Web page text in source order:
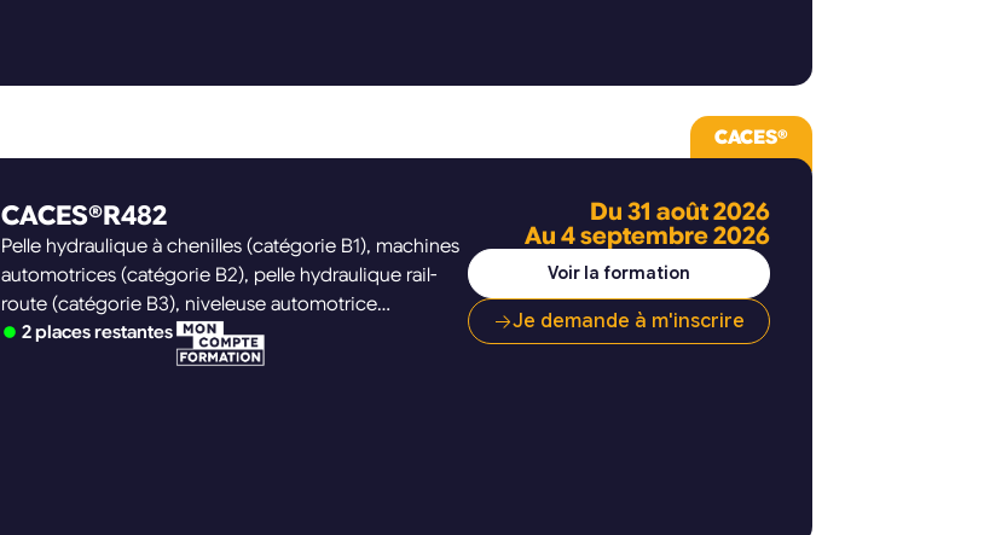
CACES®
CACES®R482
Pelle hydraulique à chenilles (catégorie B1), machines
automotrices (catégorie B2), pelle hydraulique rail-
route (catégorie B3), niveleuse automotrice
(catégorie C3), chargeuse sur pneumatique
(catégorie C1), compacteur à cylindre (catégorie D),
2 places restantes
Du 31 août 2026
Au 4 septembre 2026
Voir la formation
Je demande à m'inscrire